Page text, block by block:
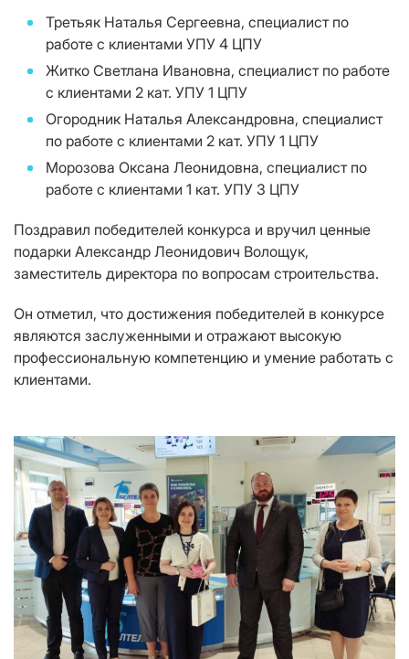
Третьяк Наталья Сергеевна, специалист по
работе с клиентами УПУ 4 ЦПУ
Житко Светлана Ивановна, специалист по работе
с клиентами 2 кат. УПУ 1 ЦПУ
Огородник Наталья Александровна, специалист
по работе с клиентами 2 кат. УПУ 1 ЦПУ
Морозова Оксана Леонидовна, специалист по
работе с клиентами 1 кат. УПУ 3 ЦПУ
Поздравил победителей конкурса и вручил ценные
подарки Александр Леонидович Волощук,
заместитель директора по вопросам строительства.
Он отметил, что достижения победителей в конкурсе
являются заслуженными и отражают высокую
профессиональную компетенцию и умение работать с
клиентами.